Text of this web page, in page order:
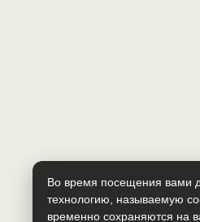
Во время посещения вами
технологию, называемую
временно сохраняются на